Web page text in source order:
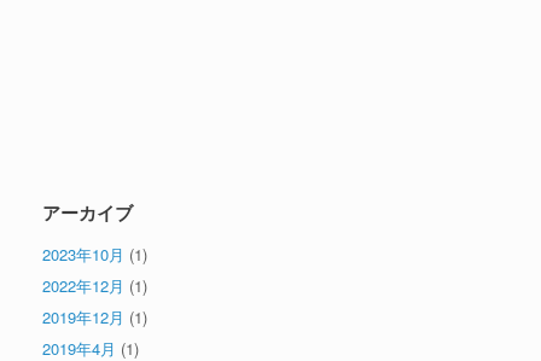
アーカイブ
2023年10月 (1)
2022年12月 (1)
2019年12月 (1)
2019年4月 (1)